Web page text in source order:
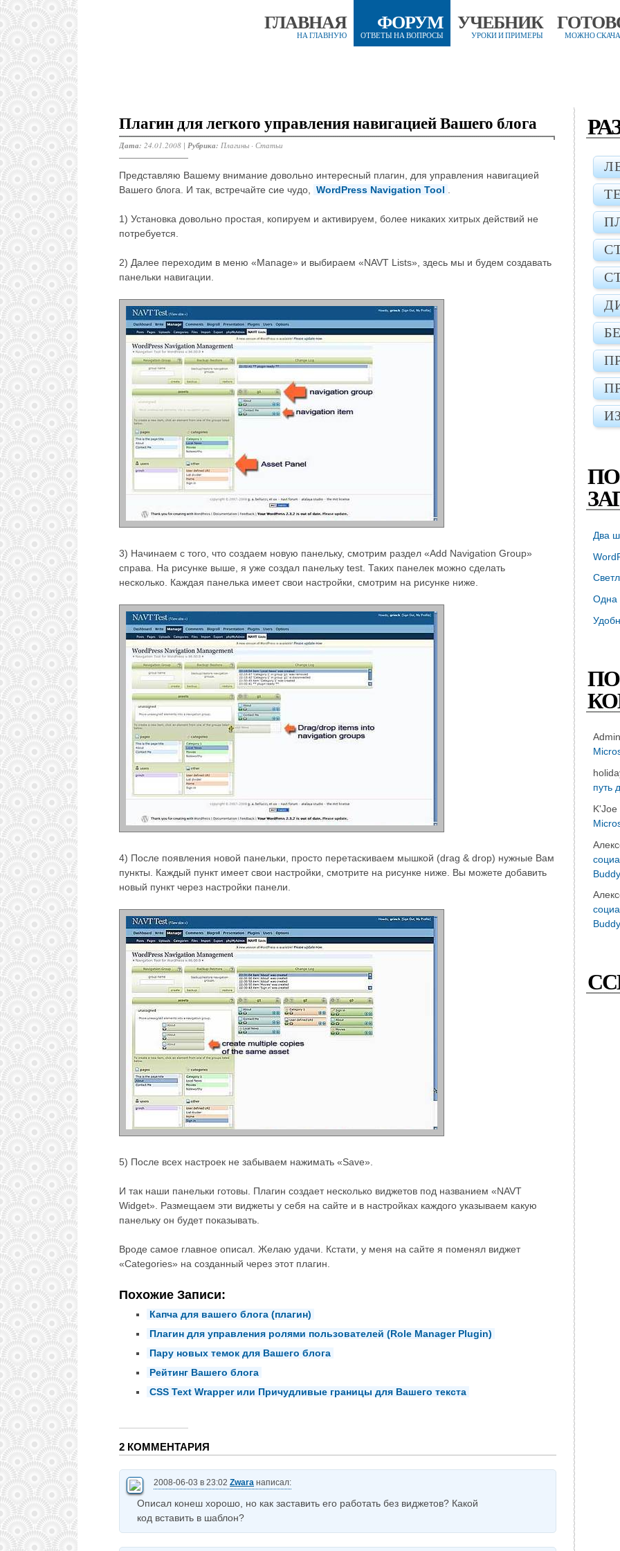
ГЛАВНАЯ
НА ГЛАВНУЮ
ФОРУМ
ОТВЕТЫ НА ВОПРОСЫ
УЧЕБНИК
УРОКИ И ПРИМЕРЫ МОЖНО
Плагин для легкого управления навигацией Вашего блога
Дата: 24.01.2008 | Рубрика: Плагины · Статьи
Представляю Вашему внимание довольно интересный плагин, для управления навигацией
Вашего блога. И так, встречайте сие чудо,
WordPress Navigation Tool
1) Установка довольно простая, копируем и активируем, более никаких хитрых действий не
потребуется.
2) Далее переходим в меню «Manage» и выбираем «NAVT Lists», здесь мы и будем создавать
панельки навигации.
3) Начинаем с того, что создаем новую панельку, смотрим раздел «Add Navigation Group»
справа. На рисунке выше, я уже создал панельку test. Таких панелек можно сделать
несколько. Каждая панелька имеет свои настройки, смотрим на рисунке ниже.
4) После появления новой панельки, просто перетаскиваем мышкой (drag & drop) нужные Вам
пункты. Каждый пункт имеет свои настройки, смотрите на рисунке ниже. Вы можете добавить
новый пункт через настройки панели.
5) После всех настроек не забываем нажимать «Save».
И так наши панельки готовы. Плагин создает несколько виджетов под названием «NAVT
Widget». Размещаем эти виджеты у себя на сайте и в настройках каждого указываем какую
панельку он будет показывать.
Вроде самое главное описал. Желаю удачи. Кстати, у меня на сайте я поменял виджет
«Categories» на созданный через этот плагин.
Похожие Записи:
Капча для вашего блога (плагин)
Плагин для управления ролями пользователей (Role Manager Plugin)
Пару новых темок для Вашего блога
Рейтинг Вашего блога
CSS Text Wrapper или Причудливые границы для Вашего текста
2 КОММЕНТАРИЯ
2008-06-03 в 23:02 Zwara написал:
Описал конеш хорошо, но как заставить его работать без виджетов? Какой
код вставить в шаблон?
Два
Одна
Admin
путь
K'Joe